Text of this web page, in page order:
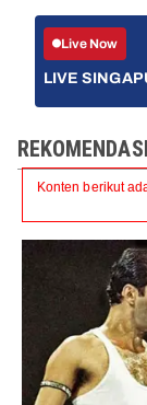
Live Now
LIVE